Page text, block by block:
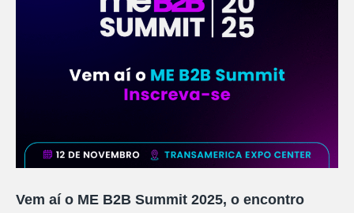
Vem aí o ME B2B Summit 2025, o encontro